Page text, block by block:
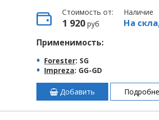
Стоимость от:
1 920руб
Наличие
На
Применимость:
Forester: SG
Impreza: GG-GD
Добавить